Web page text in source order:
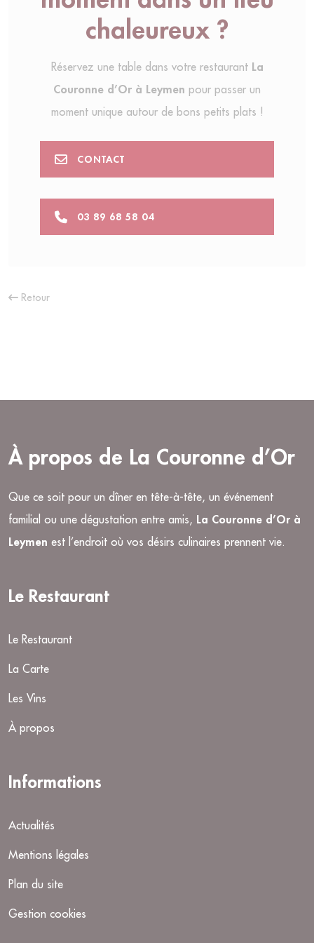
chaleureux ?
Réservez une table dans votre restaurant La
Couronne d’Or à Leymen pour passer un
moment unique autour de bons petits plats !
CONTACT
03 89 68 58 04
Retour
À propos de La Couronne d’Or
Que ce soit pour un dîner en tête-à-tête, un événement
familial ou une dégustation entre amis, La Couronne d’Or à
Leymen est l’endroit où vos désirs culinaires prennent vie.
Le Restaurant
Le Restaurant
La Carte
Les Vins
À propos
Informations
Actualités
Mentions légales
Plan du site
Gestion cookies